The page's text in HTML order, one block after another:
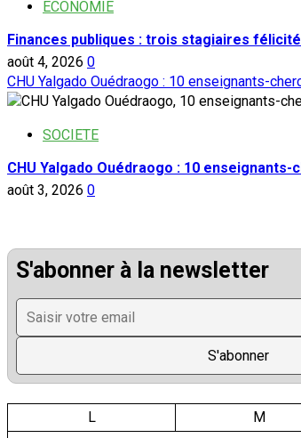
ECONOMIE
Finances publiques : trois stagiaires
août 4, 2026 0
CHU Yalgado Ouédraogo : 10 enseignants-
SOCIETE
CHU Yalgado Ouédraogo : 10
août 3, 2026 0
S'abonner à la newsletter
L
M